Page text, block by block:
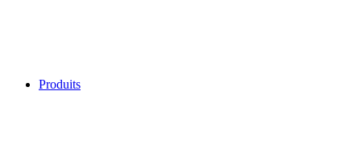
Produits